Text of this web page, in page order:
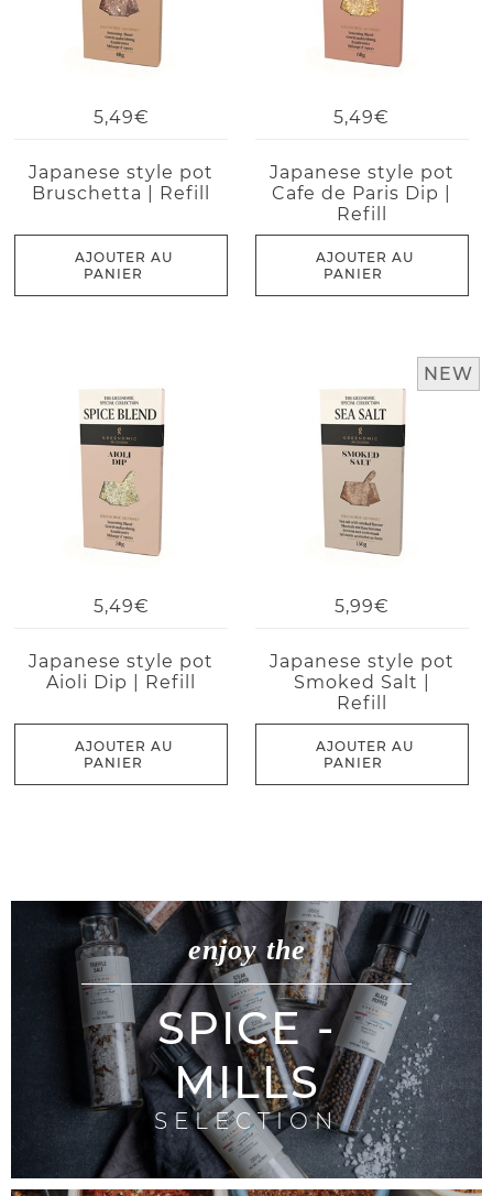
5,49€
Japanese style pot
Bruschetta | Refill
AJOUTER AU
PANIER
5,49€
Japanese style pot
Cafe de Paris Dip |
Refill
AJOUTER AU
PANIER
5,49€
Japanese style pot
Aioli Dip | Refill
AJOUTER AU
PANIER
NEW
5,99€
Japanese style pot
Smoked Salt |
Refill
AJOUTER AU
PANIER
enjoy the
SPICE -
MILLS
SELECTION